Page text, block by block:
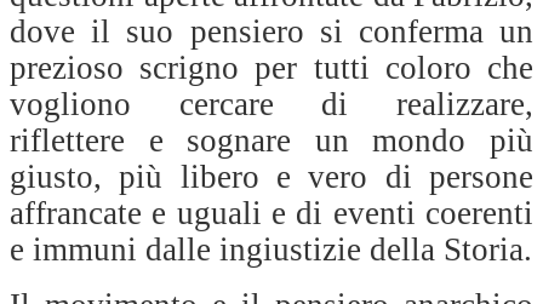
dove il suo pensiero si conferma un
prezioso scrigno per tutti coloro che
vogliono cercare di realizzare,
riflettere e sognare un mondo più
giusto, più libero e vero di persone
affrancate e uguali e di eventi coerenti
e immuni dalle ingiustizie della Storia.